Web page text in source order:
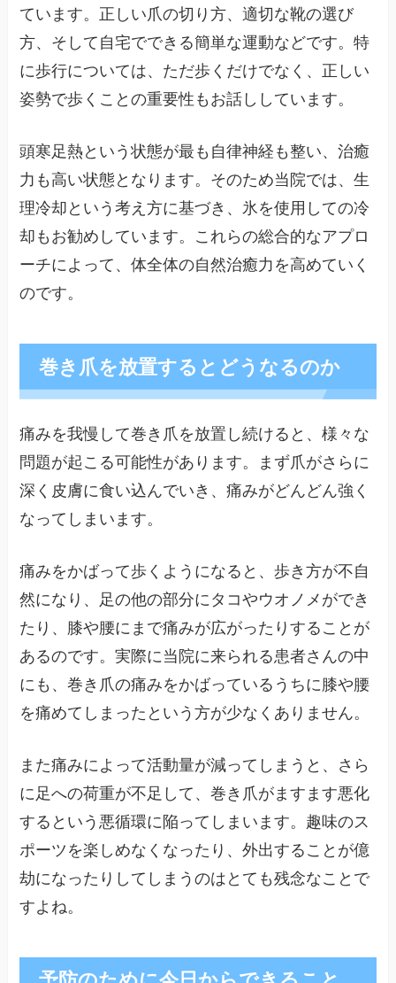
ています。正しい爪の切り方、適切な靴の選び
方、そして自宅でできる簡単な運動などです。特
に歩行については、ただ歩くだけでなく、正しい
姿勢で歩くことの重要性もお話ししています。
頭寒足熱という状態が最も自律神経も整い、治癒
力も高い状態となります。そのため当院では、生
理冷却という考え方に基づき、氷を使用しての冷
却もお勧めしています。これらの総合的なアプロ
ーチによって、体全体の自然治癒力を高めていく
のです。
巻き爪を放置するとどうなるのか
痛みを我慢して巻き爪を放置し続けると、様々な
問題が起こる可能性があります。まず爪がさらに
深く皮膚に食い込んでいき、痛みがどんどん強く
なってしまいます。
痛みをかばって歩くようになると、歩き方が不自
然になり、足の他の部分にタコやウオノメができ
たり、膝や腰にまで痛みが広がったりすることが
あるのです。実際に当院に来られる患者さんの中
にも、巻き爪の痛みをかばっているうちに膝や腰
を痛めてしまったという方が少なくありません。
また痛みによって活動量が減ってしまうと、さら
に足への荷重が不足して、巻き爪がますます悪化
するという悪循環に陥ってしまいます。趣味のス
ポーツを楽しめなくなったり、外出することが億
劫になったりしてしまうのはとても残念なことで
すよね。